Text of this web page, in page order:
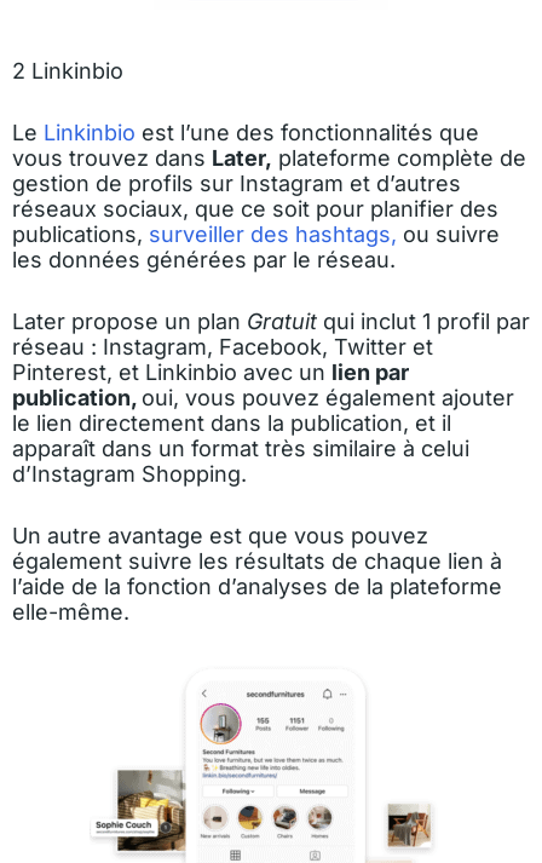
2 Linkinbio
Le Linkinbio est l’une des fonctionnalités que
vous trouvez dans Later, plateforme complète de
gestion de profils sur Instagram et d’autres
réseaux sociaux, que ce soit pour planifier des
publications, surveiller des hashtags, ou suivre
les données générées par le réseau.
Later propose un plan Gratuit qui inclut 1 profil par
réseau : Instagram, Facebook, Twitter et
Pinterest, et Linkinbio avec un lien par
publication, oui, vous pouvez également ajouter
le lien directement dans la publication, et il
apparaît dans un format très similaire à celui
d’Instagram Shopping.
Un autre avantage est que vous pouvez
également suivre les résultats de chaque lien à
l’aide de la fonction d’analyses de la plateforme
elle-même.